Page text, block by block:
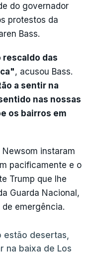
do governador
protestos da
Bass.
das
, acusou Bass.
a sentir na
nas nossas
os bairros em
Newsom instaram
pacificamente e o
Trump que lhe
Guarda Nacional,
emergência.
desertas,
na baixa de Los